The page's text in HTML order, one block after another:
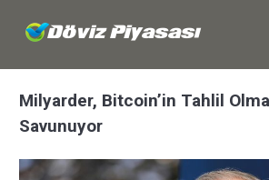
Milyarder, Bitcoin’in Tahlil
Savunuyor